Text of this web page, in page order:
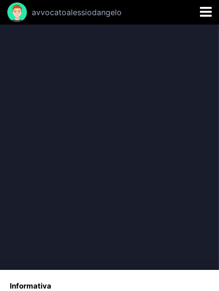
avvocatoalessiodangelo
Informativa